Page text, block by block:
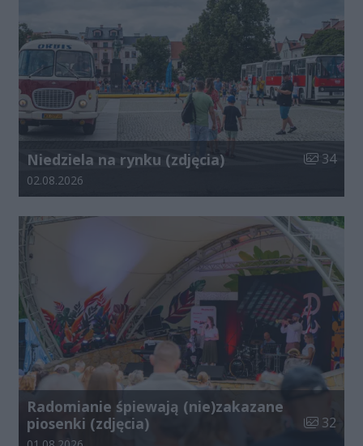
Niedziela na rynku (zdjęcia) Liczba
34
Data dodania galerii:
02.08.2026
Radomianie śpiewają (nie)zakazane
piosenki (zdjęcia)
Liczba
32